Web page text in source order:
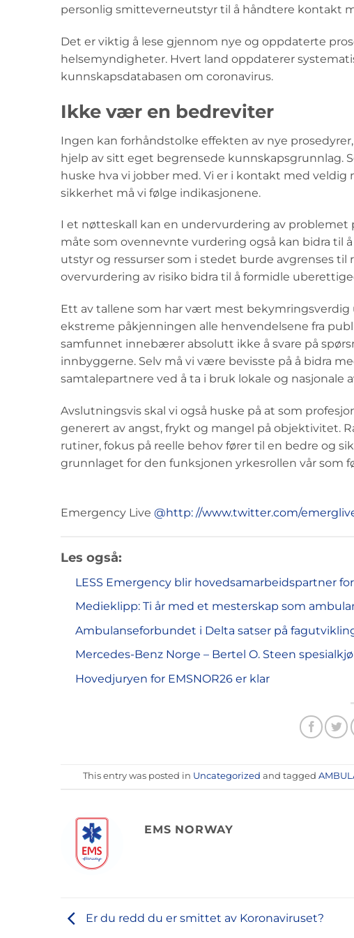
personlig smitteverneutstyr til å håndtere kontakt
Det er viktig å lese gjennom nye og oppdaterte
helsemyndigheter. Hvert land oppdaterer
kunnskapsdatabasen om coronavirus.
Ikke vær en bedreviter
Ingen kan forhåndstolke effekten av nye
hjelp av sitt eget begrensede kunnskapsgrunnlag.
huske hva vi jobber med. Vi er i kontakt med veldig
sikkerhet må vi følge indikasjonene.
I et nøtteskall kan en undervurdering av problemet
måte som ovennevnte vurdering også kan bidra til
utstyr og ressurser som i stedet burde avgrenses
overvurdering av risiko bidra til å formidle
Ett av tallene som har vært mest
ekstreme påkjenningen alle henvendelsene fra
samfunnet innebærer absolutt ikke å svare på
innbyggerne. Selv må vi være bevisste på å bidra
samtalepartnere ved å ta i bruk lokale og nasjonale
Avslutningsvis skal vi også huske på at som
generert av angst, frykt og mangel på objektivitet.
rutiner, fokus på reelle behov fører til en bedre og
grunnlaget for den funksjonen yrkesrollen vår som
Emergency Live @http: //www.twitter.com/
Les også:
LESS Emergency blir hovedsamarbeidspartner
Medieklipp: Ti år med et mesterskap som
Ambulanseforbundet i Delta satser på
Mercedes-Benz Norge – Bertel O. Steen
Hovedjuryen for EMSNOR26 er klar
This entry was posted in Uncategorized and tagged
EMS NORWAY
Er du redd du er smittet av Koronaviruset?